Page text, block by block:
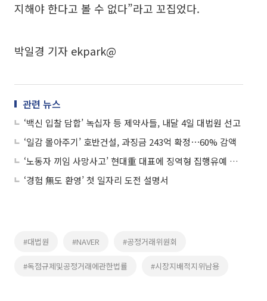
지해야 한다고 볼 수 없다”라고 꼬집었다.
박일경 기자 ekpark@
관련 뉴스
‘백신 입찰 담합’ 녹십자 등 제약사들, 내달 4일 대법원 선고
‘일감 몰아주기’ 호반건설, 과징금 243억 확정⋯60% 감액
‘노동자 끼임 사망사고’ 현대重 대표에 징역형 집행유예 확정
‘경험 無도 환영’ 첫 일자리 도전 설명서
#대법원 #NAVER #공정거래위원회
#독점규제및공정거래에관한법률 #시장지배적지위남용